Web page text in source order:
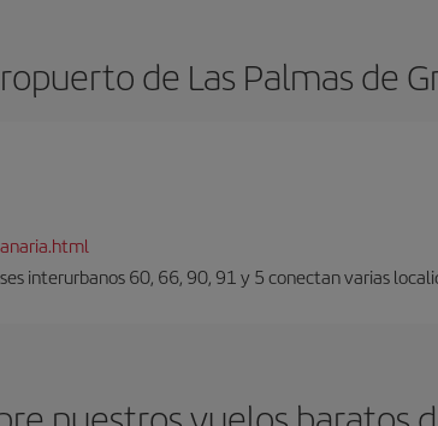
de Las Palmas de
interurbanos 60, 66, 90, 91 y 5 conectan varias